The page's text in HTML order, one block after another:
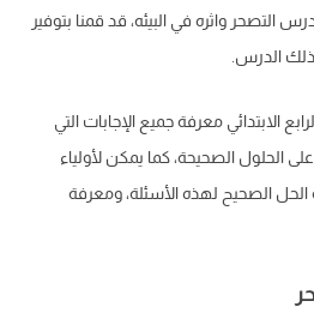
التصحر واثره في البيئه، قد قمنا بتوفير
بذلك الدرس.
الابتدائي معرفة جميع الإجابات التي
الحلول الصحيحة، كما يمكن لأولياء
الحل الصحيح لهذه الأسئلة، ومعرفة